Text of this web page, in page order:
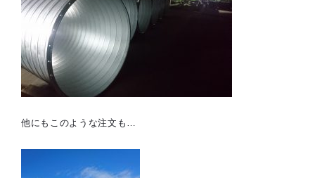
他にもこのような注文も…